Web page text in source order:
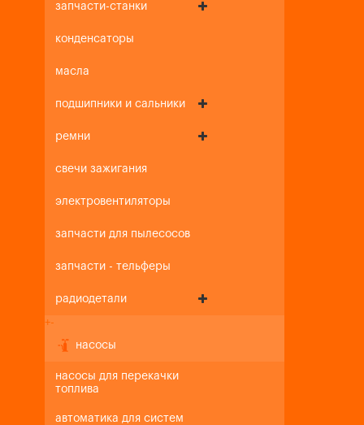
запчасти-станки
конденсаторы
масла
подшипники и сальники
ремни
свечи зажигания
электровентиляторы
запчасти для пылесосов
запчасти - тельферы
радиодетали
+-
насосы
насосы для перекачки
топлива
автоматика для систем